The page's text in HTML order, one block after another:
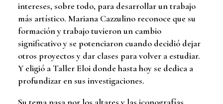
intereses, sobre todo, para desarrollar un trabajo
más artístico. Mariana Cazzulino reconoce que su
formación y trabajo tuvieron un cambio
significativo y se potenciaron cuando decidió dejar
otros proyectos y dar clases para volver a estudiar.
Y eligió a Taller Eloi donde hasta hoy se dedica a
profundizar en sus investigaciones.